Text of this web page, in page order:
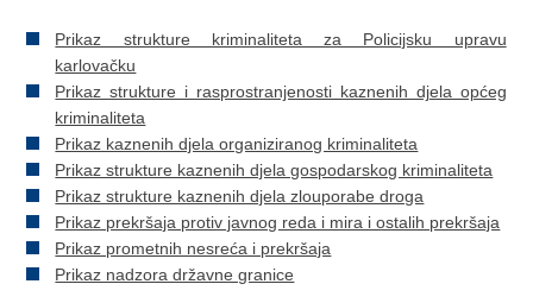
Prikaz strukture kriminaliteta za Policijsku upravu
karlovačku
Prikaz strukture i rasprostranjenosti kaznenih djela općeg
kriminaliteta
Prikaz kaznenih djela organiziranog kriminaliteta
Prikaz strukture kaznenih djela gospodarskog kriminaliteta
Prikaz strukture kaznenih djela zlouporabe droga
Prikaz prekršaja protiv javnog reda i mira i ostalih prekršaja
Prikaz prometnih nesreća i prekršaja
Prikaz nadzora državne granice